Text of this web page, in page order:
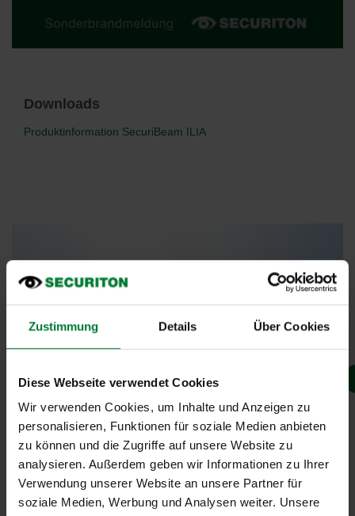
Zustimmung Details Über Cookies
Diese Webseite verwendet Cookies
Wir verwenden Cookies, um Inhalte und Anzeigen zu
personalisieren, Funktionen für soziale Medien anbieten
zu können und die Zugriffe auf unsere Website zu
analysieren. Außerdem geben wir Informationen zu Ihrer
Verwendung unserer Website an unsere Partner für
soziale Medien, Werbung und Analysen weiter. Unsere
Downloads
Produktinformation SecuriBeam ILIA